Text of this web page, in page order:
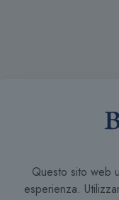
Questo sito web
esperienza.